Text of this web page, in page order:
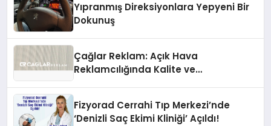
Yıpranmış Direksiyonlara Yepyeni Bir
Dokunuş
Çağlar Reklam: Açık Hava
Reklamcılığında Kalite ve
Fizyorad Cerrahi Tıp Merkezi’nde
‘Denizli Saç Ekimi Kliniği’ Açıldı!